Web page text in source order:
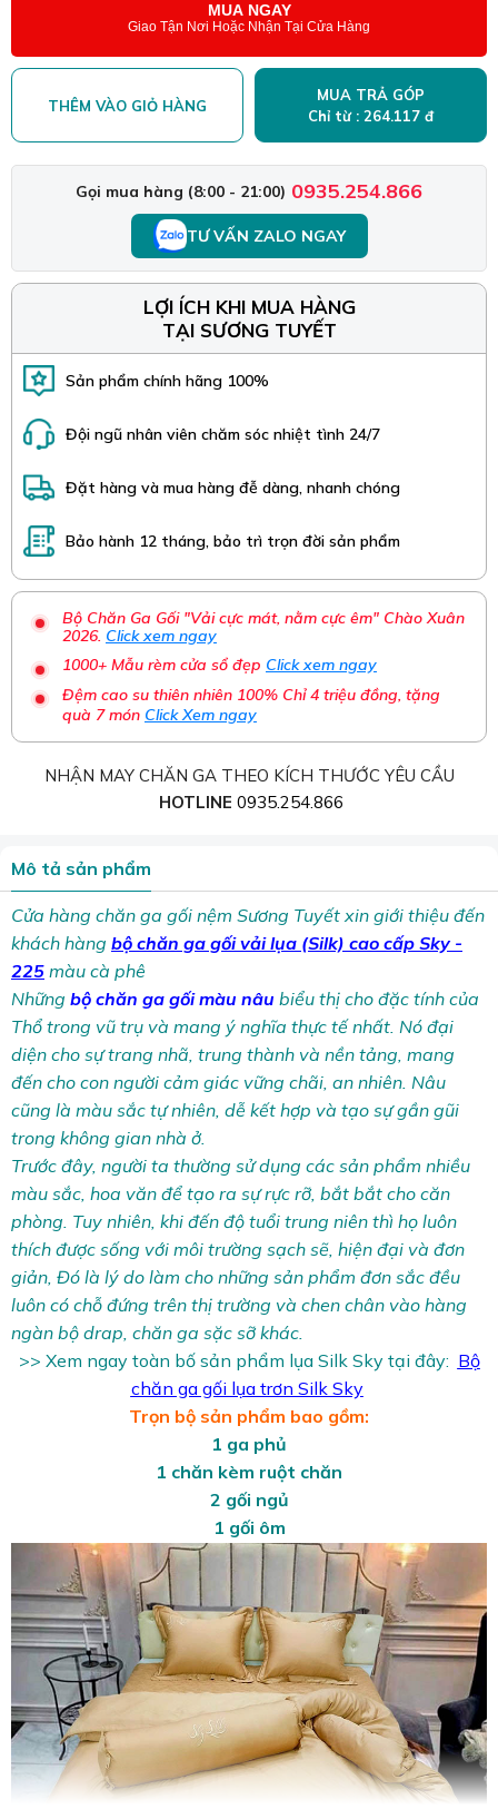
MUA NGAY
Giao Tận Nơi Hoặc Nhận Tại Cửa Hàng
THÊM VÀO GIỎ HÀNG
MUA TRẢ GÓP
Chỉ từ : 264.117 đ
Gọi mua hàng (8:00 - 21:00) 0935.254.866
TƯ VẤN ZALO NGAY
LỢI ÍCH KHI MUA HÀNG
TẠI SƯƠNG TUYẾT
Sản phẩm chính hãng 100%
Đội ngũ nhân viên chăm sóc nhiệt tình 24/7
Đặt hàng và mua hàng đễ dàng, nhanh chóng
Bảo hành 12 tháng, bảo trì trọn đời sản phẩm
Bộ Chăn Ga Gối "Vải cực mát, nằm cực êm" Chào Xuân
2026. Click xem ngay
1000+ Mẫu rèm cửa sổ đẹp Click xem ngay
Đệm cao su thiên nhiên 100% Chỉ 4 triệu đồng, tặng
quà 7 món Click Xem ngay
NHẬN MAY CHĂN GA THEO KÍCH THƯỚC YÊU CẦU
HOTLINE 0935.254.866
Mô tả sản phẩm
Cửa hàng chăn ga gối nệm Sương Tuyết xin giới thiệu đến
khách hàng bộ chăn ga gối vải lụa (Silk) cao cấp Sky -
225 màu cà phê
Những bộ chăn ga gối màu nâu biểu thị cho đặc tính của
Thổ trong vũ trụ và mang ý nghĩa thực tế nhất. Nó đại
diện cho sự trang nhã, trung thành và nền tảng, mang
đến cho con người cảm giác vững chãi, an nhiên. Nâu
cũng là màu sắc tự nhiên, dễ kết hợp và tạo sự gần gũi
trong không gian nhà ở.
Trước đây, người ta thường sử dụng các sản phẩm nhiều
màu sắc, hoa văn để tạo ra sự rực rỡ, bắt bắt cho căn
phòng. Tuy nhiên, khi đến độ tuổi trung niên thì họ luôn
thích được sống với môi trường sạch sẽ, hiện đại và đơn
giản, Đó là lý do làm cho những sản phẩm đơn sắc đều
luôn có chỗ đứng trên thị trường và chen chân vào hàng
ngàn bộ drap, chăn ga sặc sỡ khác.
>> Xem ngay toàn bố sản phẩm lụa Silk Sky tại đây: Bộ
chăn ga gối lụa trơn Silk Sky
Trọn bộ sản phẩm bao gồm:
1 ga phủ
1 chăn kèm ruột chăn
2 gối ngủ
1 gối ôm